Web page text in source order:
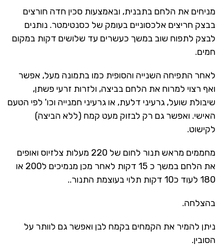
מניחים את הלחם בתבנית, ובאמצעות סכין חדה חורצים
בבצק חריצים אלכסוניים בעומק של כסנטימטר. נותנים
לבצק לתפוח שוב במשך כעשרים עד שלושים דקות במקום
חמים.
לאחר התפיחה השנייה והסופית כמו בתמונה מעל, אפשר
ואף רצוי למרוח את הלחם בביצה, ולזרות זרעי פשתן,
שיבולת שועל, גרעיני דלעת, או גרעיני חמנייה וכו' לפי הטעם
האישי. ואפשר גם רק לבזוק מעט קמח (ללא הביצה)
לקישוט.
מחממים מראש תנור לחום של 220 מעלות צלזיוס ואופים
את הלחם במשך כ 15 דקות לאחר מכן מנמיכים ל200 או
180 לעוד כ10 דקות תלוי בעוצמת התנור..
בהצלחה.
ניתן להמיר את הקמחים בקמח לבן ואפשר גם לוותר על
הסובין.